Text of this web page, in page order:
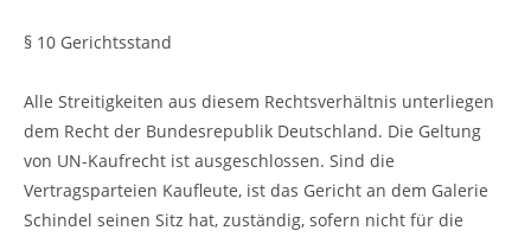
§ 10 Gerichtsstand
Alle Streitigkeiten aus diesem Rechtsverhältnis unterliegen
dem Recht der Bundesrepublik Deutschland. Die Geltung
von UN-Kaufrecht ist ausgeschlossen. Sind die
Vertragsparteien Kaufleute, ist das Gericht an dem Galerie
Schindel seinen Sitz hat, zuständig, sofern nicht für die